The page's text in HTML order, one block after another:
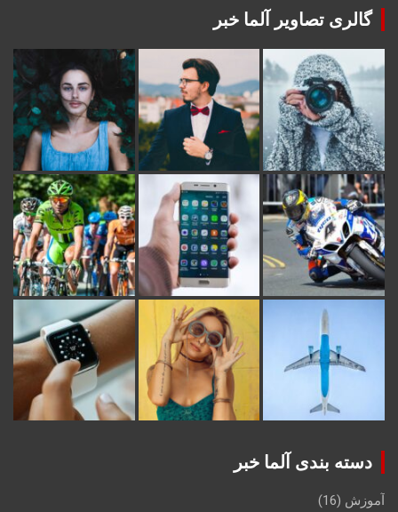
گالری تصاویر آلما خبر
دسته بندی آلما خبر
آموزش (16)